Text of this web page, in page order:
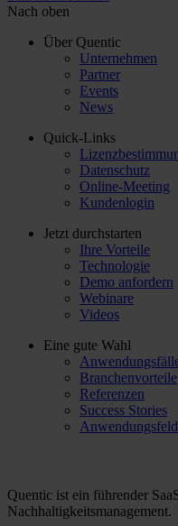
Nach oben
Über Quentic
Unternehmen
Partner
Events
News
Quick-Links
Datenschutz
Online-Meeting
Kundenlogin
Jetzt durchstarten
Ihre Vorteile
Technologie
Demo anfordern
Webinare
Videos
Eine gute Wahl
Branchenvorteile
Referenzen
Success Stories
Quentic ist ein führender
Nachhaltigkeitsmanagement.